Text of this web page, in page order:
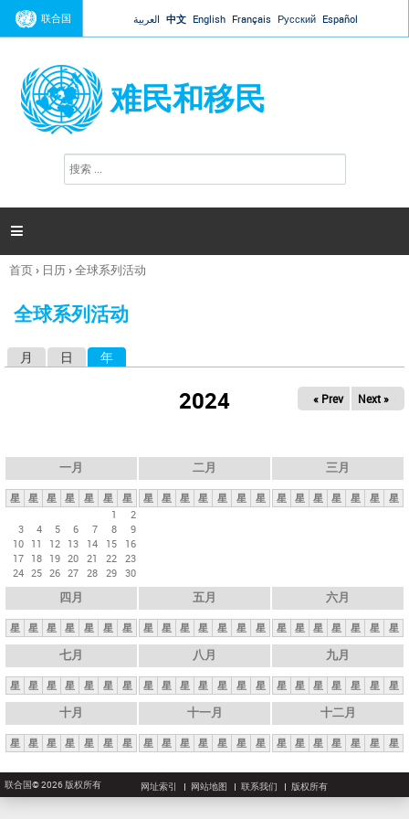
Jump to navigation
联合国 العربية 中文 English Français Русский Español
难民和移民
搜
索

你
这
首页› 日历›全球系列活动
全球系列活动
月 日 年
2024 « Prev Next »
一月
星 星 星 星 星 星
星
1
2
3
4 5 6 7 8
9
10 11 12 13 14 15
16
17 18 19 20 21 22 23
24 25 26 27 28 29 30
二月
星 星 星 星 星 星 星
三月
星 星 星 星 星 星 星
四月
星 星 星 星 星 星 星
五月
星 星 星 星 星 星 星
六月
星 星 星 星 星 星 星
七月
星 星 星 星 星 星 星
八月
星 星 星 星 星 星 星
九月
星 星 星 星 星 星 星
十月
星 星 星 星 星 星 星
十一月
星 星 星 星 星 星 星
十二月
星 星 星 星 星 星 星
联合国© 2026 版权所有 网址索引 网站地图 联系我们 版权所有